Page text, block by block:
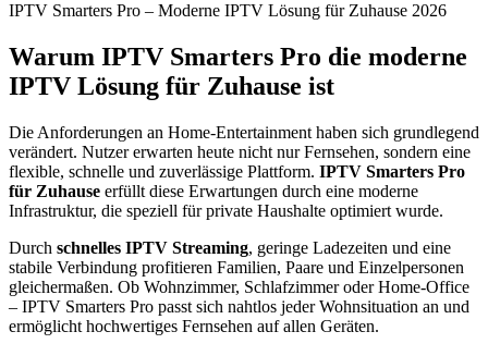
IPTV Smarters Pro – Moderne IPTV Lösung für Zuhause 2026
Warum IPTV Smarters Pro die moderne
IPTV Lösung für Zuhause ist
Die Anforderungen an Home-Entertainment haben sich grundlegend
verändert. Nutzer erwarten heute nicht nur Fernsehen, sondern eine
flexible, schnelle und zuverlässige Plattform. IPTV Smarters Pro
für Zuhause erfüllt diese Erwartungen durch eine moderne
Infrastruktur, die speziell für private Haushalte optimiert wurde.
Durch schnelles IPTV Streaming, geringe Ladezeiten und eine
stabile Verbindung profitieren Familien, Paare und Einzelpersonen
gleichermaßen. Ob Wohnzimmer, Schlafzimmer oder Home-Office
– IPTV Smarters Pro passt sich nahtlos jeder Wohnsituation an und
ermöglicht hochwertiges Fernsehen auf allen Geräten.